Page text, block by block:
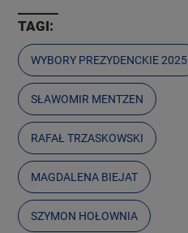
TAGI:
WYBORY PREZYDENCKIE 2025
SŁAWOMIR MENTZEN
RAFAŁ TRZASKOWSKI
MAGDALENA BIEJAT
SZYMON HOŁOWNIA